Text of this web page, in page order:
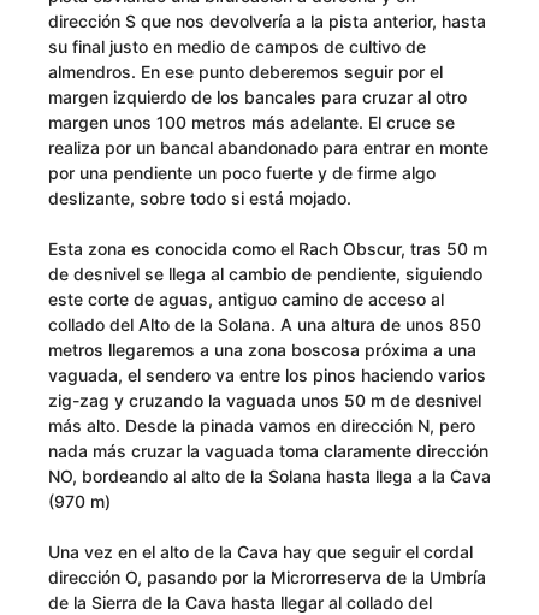
dirección S que nos devolvería a la pista anterior, hasta
su final justo en medio de campos de cultivo de
almendros. En ese punto deberemos seguir por el
margen izquierdo de los bancales para cruzar al otro
margen unos 100 metros más adelante. El cruce se
realiza por un bancal abandonado para entrar en monte
por una pendiente un poco fuerte y de firme algo
deslizante, sobre todo si está mojado.
Esta zona es conocida como el Rach Obscur, tras 50 m
de desnivel se llega al cambio de pendiente, siguiendo
este corte de aguas, antiguo camino de acceso al
collado del Alto de la Solana. A una altura de unos 850
metros llegaremos a una zona boscosa próxima a una
vaguada, el sendero va entre los pinos haciendo varios
zig-zag y cruzando la vaguada unos 50 m de desnivel
más alto. Desde la pinada vamos en dirección N, pero
nada más cruzar la vaguada toma claramente dirección
NO, bordeando al alto de la Solana hasta llega a la Cava
(970 m)
Una vez en el alto de la Cava hay que seguir el cordal
dirección O, pasando por la Microrreserva de la Umbría
de la Sierra de la Cava hasta llegar al collado del